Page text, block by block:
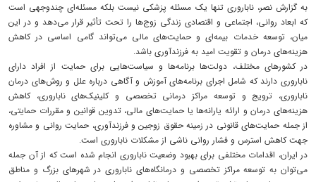
به گزارش نصر، ناباروری تنها یک مسئله پزشکی نیست بلکه مسئله‌ای چندوجهی است
که ابعاد روانی، اجتماعی و اقتصادی زندگی زوج‌ها را تحت تأثیر قرار می‌دهد و در این
میان، توسعه خدمات بیمه‌ای و حمایت‌های مالی می‌تواند گامی اساسی در کاهش
هزینه‌های درمان و تقویت امید به فرزندآوری باشد.
در کشورهای مختلف، دولت‌ها برنامه‌ها و سیاست‌هایی برای حمایت از افراد دارای
ناباروری دارند که شامل اجرای برنامه‌های آموزش و آگاهی درباره علل و روش‌های درمان
ناباروری، ترویج و توسعه مراکز درمانی تخصصی و کلینیک‌های ناباروری، کاهش
هزینه‌های درمان و ارائه یارانه‌ها یا حمایت‌های مالی، تدوین قوانین و مقررات حمایتی،
از جمله حمایت‌های قانونی در زمینه حقوق زوجین و فرزندآوری، حمایت روانی و مشاوره
جهت کاهش استرس و فشار روانی ناشی از مشکلات ناباروری است.
در ایران، اقدامات مختلفی برای بهبود وضعیت ناباروری انجام شده است که از آن جمله
می‌توان به توسعه مراکز تخصصی و درمانگاه‌های ناباروری در شهرهای بزرگ و مناطق